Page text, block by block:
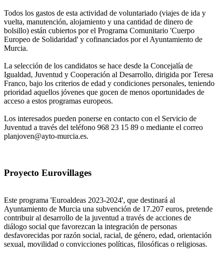
Todos los gastos de esta actividad de voluntariado (viajes de ida y
vuelta, manutención, alojamiento y una cantidad de dinero de
bolsillo) están cubiertos por el Programa Comunitario 'Cuerpo
Europeo de Solidaridad' y cofinanciados por el Ayuntamiento de
Murcia.
La selección de los candidatos se hace desde la Concejalía de
Igualdad, Juventud y Cooperación al Desarrollo, dirigida por Teresa
Franco, bajo los criterios de edad y condiciones personales, teniendo
prioridad aquellos jóvenes que gocen de menos oportunidades de
acceso a estos programas europeos.
Los interesados pueden ponerse en contacto con el Servicio de
Juventud a través del teléfono 968 23 15 89 o mediante el correo
planjoven@ayto-murcia.es.
Proyecto Eurovillages
Este programa 'Euroaldeas 2023-2024', que destinará al
Ayuntamiento de Murcia una subvención de 17.207 euros, pretende
contribuir al desarrollo de la juventud a través de acciones de
diálogo social que favorezcan la integración de personas
desfavorecidas por razón social, racial, de género, edad, orientación
sexual, movilidad o convicciones políticas, filosóficas o religiosas.